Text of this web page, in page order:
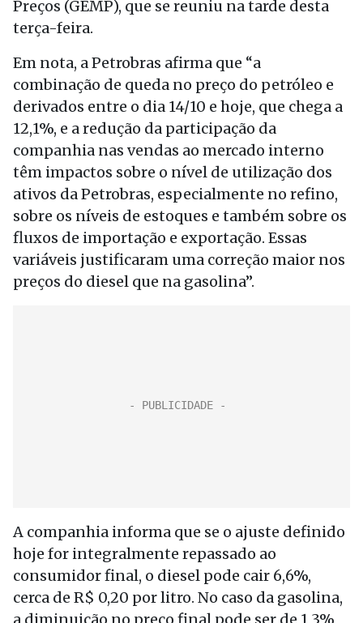
Preços (GEMP), que se reuniu na tarde desta
terça-feira.
Em nota, a Petrobras afirma que “a
combinação de queda no preço do petróleo e
derivados entre o dia 14/10 e hoje, que chega a
12,1%, e a redução da participação da
companhia nas vendas ao mercado interno
têm impactos sobre o nível de utilização dos
ativos da Petrobras, especialmente no refino,
sobre os níveis de estoques e também sobre os
fluxos de importação e exportação. Essas
variáveis justificaram uma correção maior nos
preços do diesel que na gasolina”.
A companhia informa que se o ajuste definido
hoje for integralmente repassado ao
consumidor final, o diesel pode cair 6,6%,
cerca de R$ 0,20 por litro. No caso da gasolina,